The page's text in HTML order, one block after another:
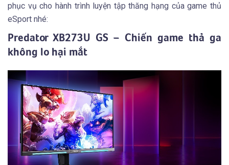
phục vụ cho hành trình luyện tập thăng hạng của game thủ
eSport nhé:
Predator XB273U GS – Chiến game thả ga
không lo hại mắt